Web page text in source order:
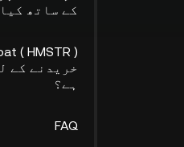
کے ساتھ
( HMSTR )
خریدنے کے
ہے؟
FAQ